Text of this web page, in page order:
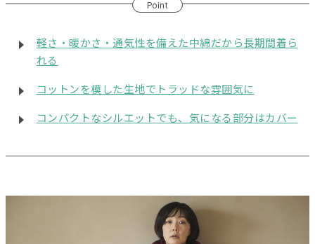
Point
軽さ・暖かさ・通気性を備えた中綿だから長期間着ら
れる
コットンを模した生地でトラッドな雰囲気に
コンパクトなシルエットでも、気になる部分はカバー